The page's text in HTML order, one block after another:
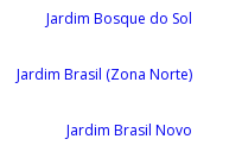
Jardim Bosque do Sol
Jardim Brasil (Zona Norte)
Jardim Brasil Novo